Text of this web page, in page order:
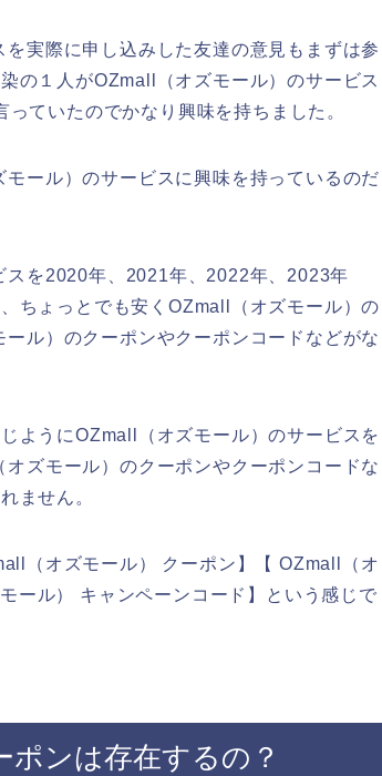
実際に申し込みした友達の意見もまずは参
の１人がOZmall（オズモール）のサービス
ていたのでかなり興味を持ちました。
ール）のサービスに興味を持っているのだ
を2020年、2021年、2022年、2023年
ちょっとでも安くOZmall（オズモール）の
ル）のクーポンやクーポンコードなどがな
ようにOZmall（オズモール）のサービスを
ズモール）のクーポンやクーポンコードな
ません。
（オズモール） クーポン】【 OZmall（オ
ール） キャンペーンコード】という感じで
ンは存在するの？